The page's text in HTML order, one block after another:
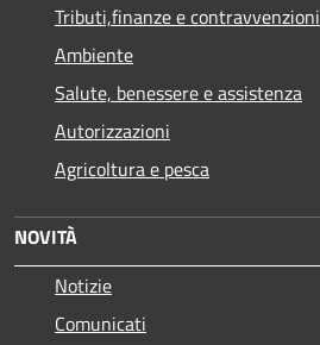
Tributi,finanze e contravvenzioni
Ambiente
Salute, benessere e assistenza
Autorizzazioni
Agricoltura e pesca
NOVITÀ
Notizie
Comunicati